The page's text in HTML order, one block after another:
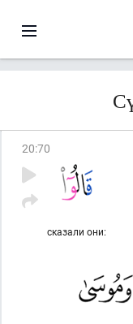
20:70
сказали они: